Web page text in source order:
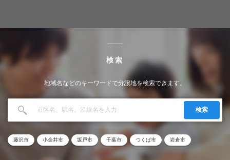
検索
地域名などのキーワードで分譲地を検索できます。
検索
藤沢市 小金井市 坂戸市 千葉市 つくば市 岩倉市